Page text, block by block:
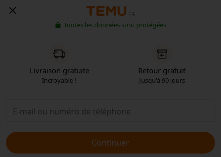
FR
Toutes les données sont protégées
Livraison gratuite
Incroyable !
Retour gratuit
Jusqu'à 90 jours
Continuer